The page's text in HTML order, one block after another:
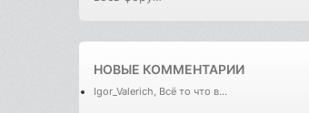
НОВЫЕ КОММЕНТАРИИ
Igor_Valerich, Всё то что в...